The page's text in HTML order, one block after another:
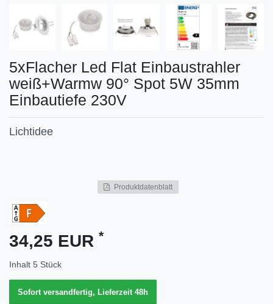
5xFlacher Led Flat Einbaustrahler
weiß+Warmw 90° Spot 5W 35mm
Einbautiefe 230V
Lichtidee
Produktdatenblatt
34,25 EUR *
Inhalt 5 Stück
Sofort versandfertig, Lieferzeit 48h